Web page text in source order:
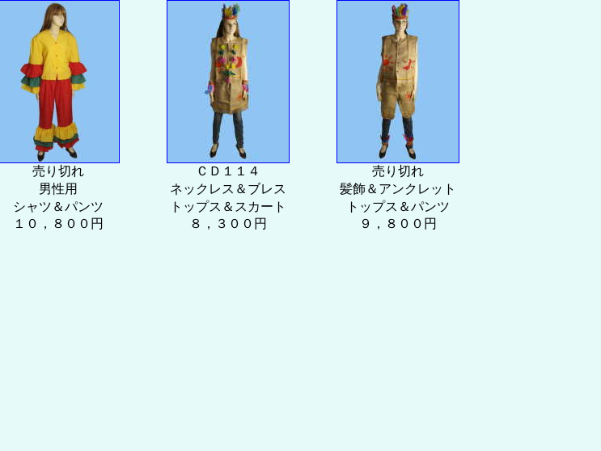
売り切れ
男性用
シャツ＆パンツ
１０，８００円
ＣＤ１１４
ネックレス＆ブレス
トップス＆スカート
８，３００円
売り切れ
髪飾＆アンクレット
トップス＆パンツ
９，８００円